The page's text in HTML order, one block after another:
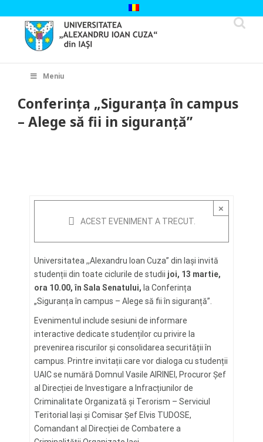
to
content
Meniu
Conferința „Siguranța în campus
– Alege să fii in siguranță”
×
ACEST EVENIMENT A TRECUT.
Universitatea ,,Alexandru Ioan Cuza” din Iași invită
studenții din toate ciclurile de studii joi, 13 martie,
ora 10.00, în Sala Senatului, la Conferința
„Siguranța în campus – Alege să fii în siguranță”.
Evenimentul include sesiuni de informare
interactive dedicate studenților cu privire la
prevenirea riscurilor și consolidarea securității în
campus. Printre invitații care vor dialoga cu studenții
UAIC se numără Domnul Vasile AIRINEI, Procuror Șef
al Direcției de Investigare a Infracțiunilor de
Criminalitate Organizată și Terorism – Serviciul
Teritorial Iași și Comisar Șef Elvis TUDOSE,
Comandant al Direcției de Combatere a